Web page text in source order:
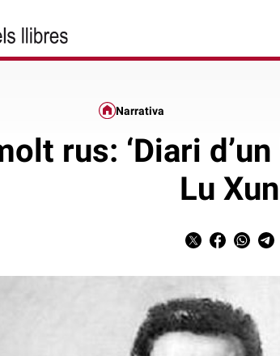
Narrativa
rus: ‘Diari
Lu Xun